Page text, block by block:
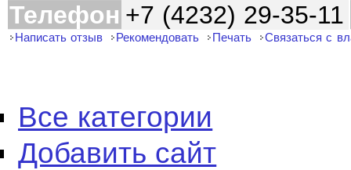
Телефон +7 (4232) 29-35-11
Написать отзыв Рекомендовать Печать Связаться с
Все категории
Добавить сайт